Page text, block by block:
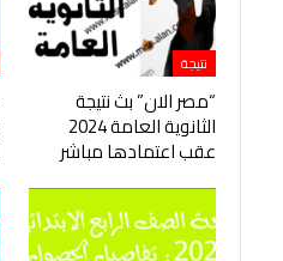
نتيجة
“مصر الان” بث نتيجة
الثانوية العامة 2024
عقب اعتمادها مباشر